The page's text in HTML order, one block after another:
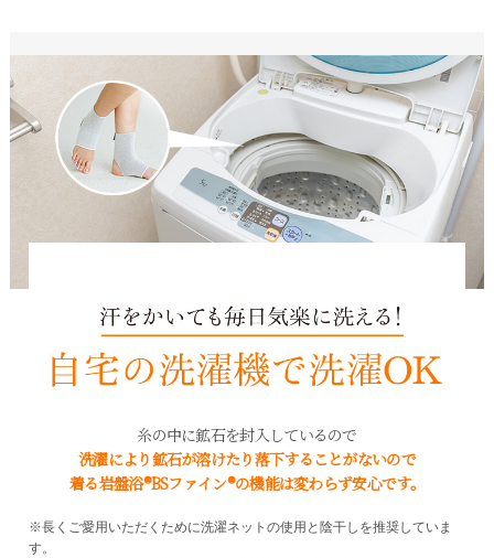
糸の中に鉱石を封入しているので
洗濯により鉱石が溶けたり落下することがないので
着る岩盤浴®BSファイン®の機能は変わらず安心です。
※長くご愛用いただくために洗濯ネットの使用と陰干しを推奨していま
す。